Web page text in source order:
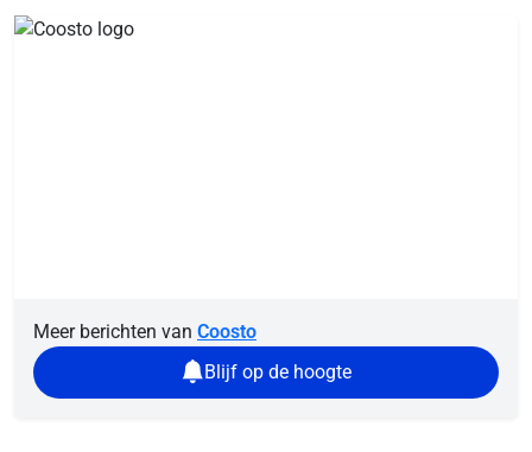
Meer berichten van Coosto
Blijf op de hoogte